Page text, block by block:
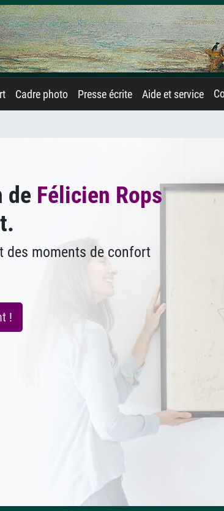
Cadre photo Presse écrite Aide et service
de Félicien Rops
des moments de confort
!